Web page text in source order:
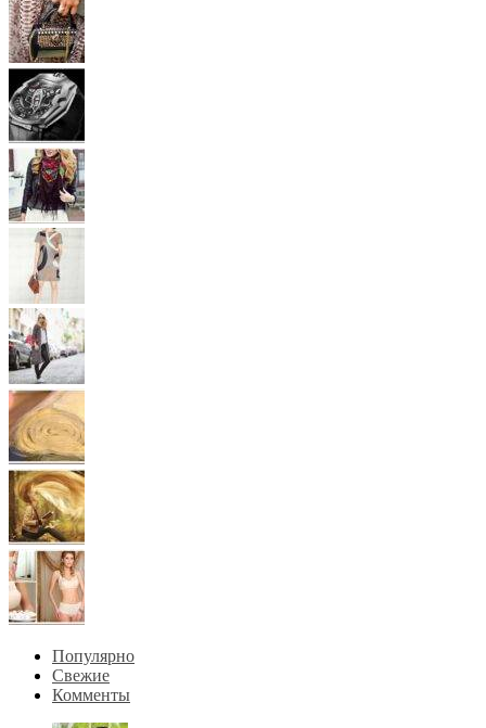
Популярно
Свежие
Комменты